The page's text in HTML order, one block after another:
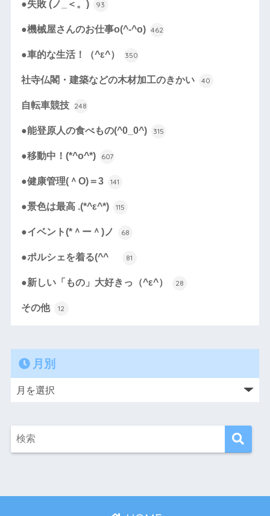
●失敗 (ノ_＜。) 93
●機械屋さんのお仕事o(^-^o) 462
●車的な生活！（^ε^） 350
社寺仏閣・建築などの木材加工のきかい 40
自転車競技 248
●能登原人の食べもの(^0_0^) 315
●移動中！(*^o^*) 607
●健康管理(＾O)＝3 141
●景色は最高 .(*^ε^*) 115
●イベント(*＾ー＾)ノ 68
●ポルシェを着る(^^ゞ 81
●新しい「もの」大好きっ（^ε^） 28
その他 12
月別